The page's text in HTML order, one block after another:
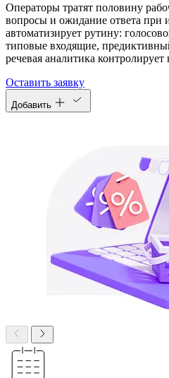
Операторы тратят половину
вопросы и ожидание ответа
автоматизирует рутину:
типовые входящие,
речевая аналитика контролирует
Оставить заявку
Добавить